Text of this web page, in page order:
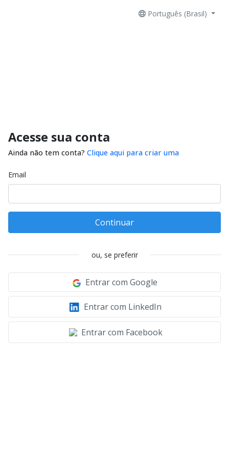
Português (Brasil)
Acesse sua conta
Ainda não tem conta? Clique aqui para criar uma
Email
Continuar
ou, se preferir
Entrar com Google
Entrar com LinkedIn
Entrar com Facebook